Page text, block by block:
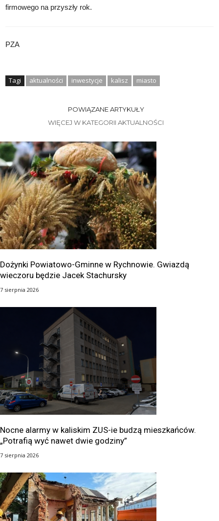
firmowego na przyszły rok.
PZA
Tagi aktualności inwestycje kalisz miasto
POWIĄZANE ARTYKUŁY
WIĘCEJ W KATEGORII AKTUALNOŚCI
Dożynki Powiatowo-Gminne w Rychnowie. Gwiazdą
wieczoru będzie Jacek Stachursky
7 sierpnia 2026
Nocne alarmy w kaliskim ZUS-ie budzą mieszkańców.
„Potrafią wyć nawet dwie godziny”
7 sierpnia 2026